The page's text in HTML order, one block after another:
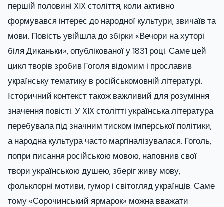
першій половині XIX століття, коли активно
формувався інтерес до народної культури, звичаїв та
мови. Повість увійшла до збірки «Вечори на хуторі
біля Диканьки», опублікованої у 1831 році. Саме цей
цикл творів зробив Гоголя відомим і прославив
українську тематику в російськомовній літературі.
Історичний контекст також важливий для розуміння
значення повісті. У XIX столітті українська література
перебувала під значним тиском імперської політики,
а народна культура часто маргіналізувалася. Гоголь,
попри писання російською мовою, наповнив свої
твори українською душею, зберіг живу мову,
фольклорні мотиви, гумор і світогляд українців. Саме
тому «Сорочинський ярмарок» можна вважати